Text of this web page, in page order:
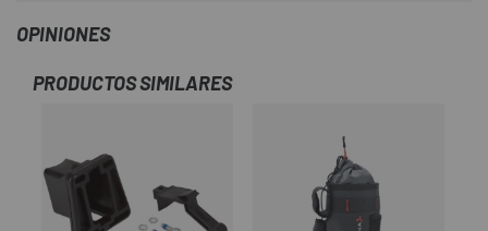
OPINIONES
PRODUCTOS SIMILARES